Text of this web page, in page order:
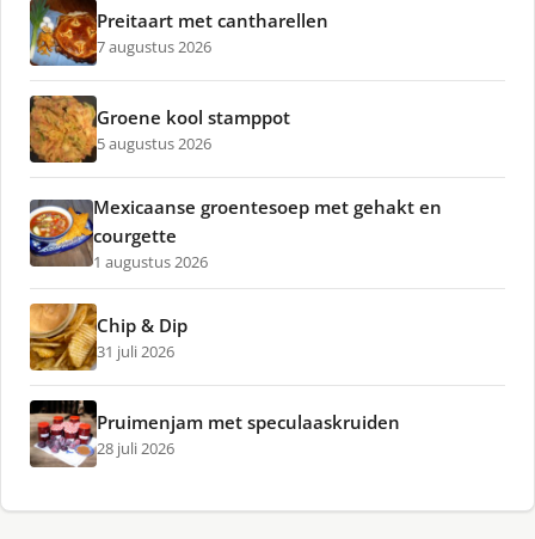
Preitaart met cantharellen
7 augustus 2026
Groene kool stamppot
5 augustus 2026
Mexicaanse groentesoep met gehakt en
courgette
1 augustus 2026
Chip & Dip
31 juli 2026
Pruimenjam met speculaaskruiden
28 juli 2026